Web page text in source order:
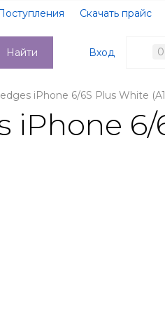
Скачать прайс
Вход 0
Найти
iPhone 6/6S Plus White
iPhone 6/